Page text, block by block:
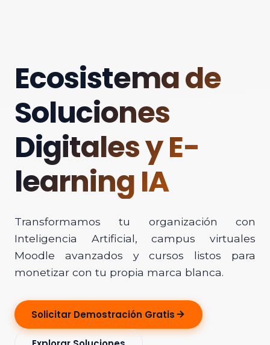
Ecosistema de
Soluciones
Digitales y E-
learning IA
Transformamos tu organización con
Inteligencia Artificial, campus virtuales
Moodle avanzados y cursos listos para
monetizar con tu propia marca blanca.
Solicitar Demostración Gratis